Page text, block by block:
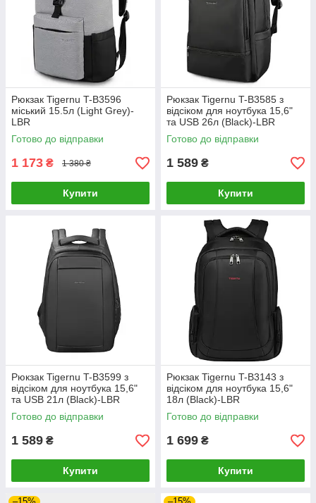
Рюкзак Tigernu T-B3596
міський 15.5л (Light Grey)-
LВR
Готово до відправки
1 173 ₴ 1 380 ₴
Купити
Рюкзак Tigernu T-B3585 з
відсіком для ноутбука 15,6"
та USB 26л (Black)-LВR
Готово до відправки
1 589 ₴
Купити
Рюкзак Tigernu T-B3599 з
відсіком для ноутбука 15,6"
та USB 21л (Black)-LВR
Готово до відправки
1 589 ₴
Купити
Рюкзак Tigernu T-B3143 з
відсіком для ноутбука 15,6"
18л (Black)-LВR
Готово до відправки
1 699 ₴
Купити